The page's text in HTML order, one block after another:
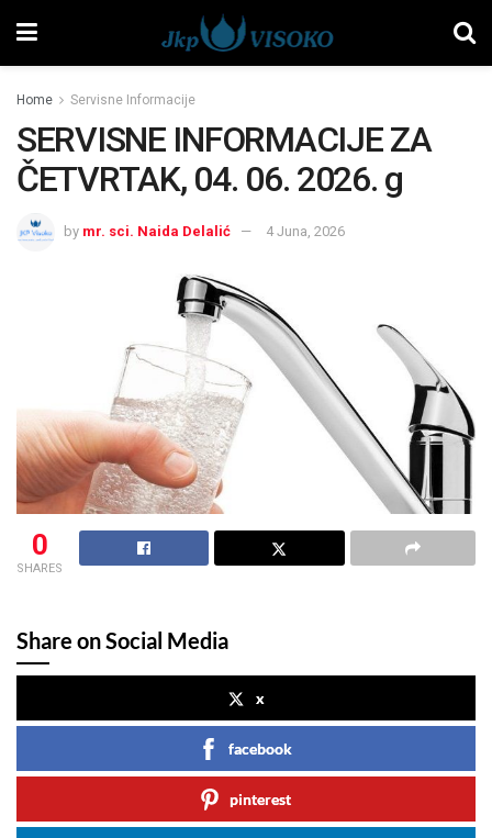
Home Servisne Informacije
SERVISNE INFORMACIJE ZA
ČETVRTAK, 04. 06. 2026. g
by mr. sci. Naida Delalić 4 Juna, 2026
0
SHARES
Share on Social Media
x
facebook
pinterest